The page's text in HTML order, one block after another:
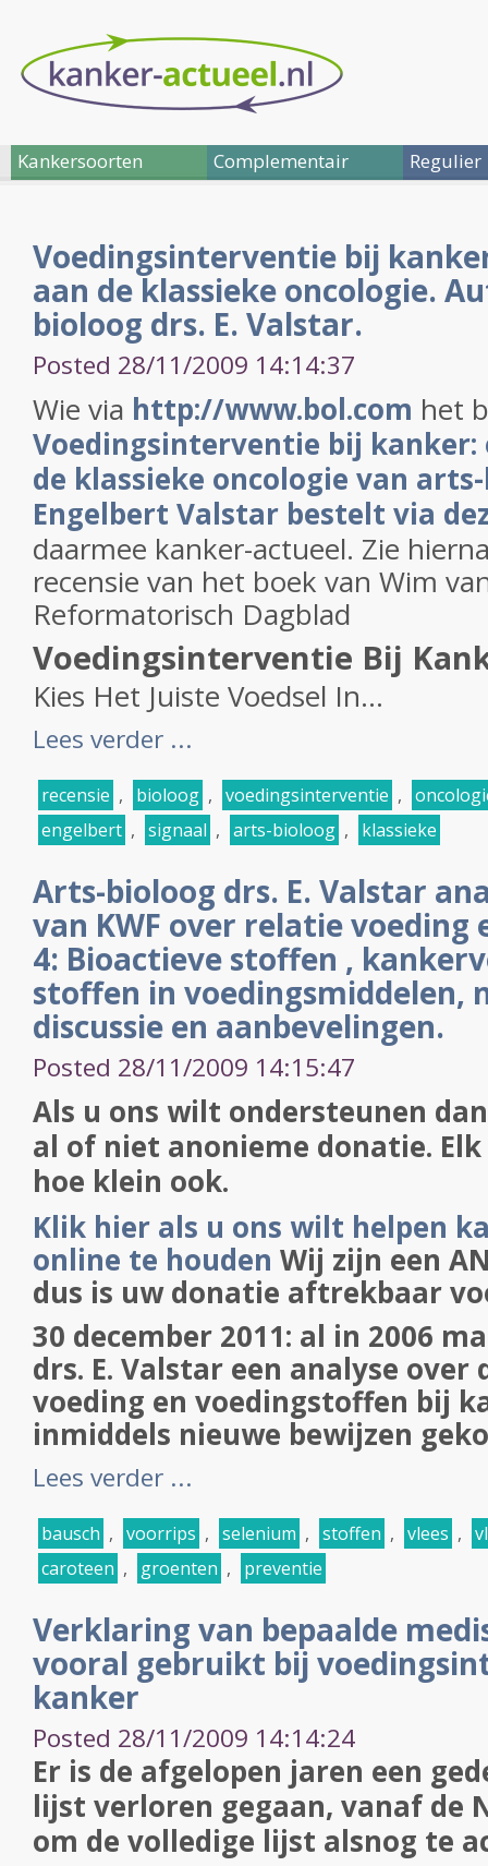
Kankersoorten Complementair Regulier
Voedingsinterventie bij
aan de klassieke oncologie.
bioloog drs. E. Valstar.
Posted 28/11/2009 14:14:37
Wie via http://www.bol.com het
Voedingsinterventie bij kanker:
de klassieke oncologie van
Engelbert Valstar bestelt via
daarmee kanker-actueel. Zie
recensie van het boek van Wim
Reformatorisch Dagblad
Voedingsinterventie Bij
Kies Het Juiste Voedsel In...
Lees verder ...
recensie , bioloog , voedingsinterventie ,
engelbert , signaal , arts-bioloog , klassieke
Arts-bioloog drs. E. Valstar
van KWF over relatie voeding
4: Bioactieve stoffen ,
stoffen in
discussie en aanbevelingen.
Posted 28/11/2009 14:15:47
Als u ons wilt ondersteunen
al of niet anonieme donatie.
hoe klein ook.
Klik hier als u ons wilt helpen
online te houden Wij zijn een
dus is uw donatie aftrekbaar
30 december 2011: al in 2006
drs. E. Valstar een analyse over
voeding en voedingstoffen bij
inmiddels nieuwe bewijzen
Lees verder ...
bausch , voorrips , selenium , stoffen , vlees ,
caroteen , groenten , preventie
Verklaring van bepaalde
vooral gebruikt bij
kanker
Posted 28/11/2009 14:14:24
Er is de afgelopen jaren een
lijst verloren gegaan, vanaf de
om de volledige lijst alsnog te